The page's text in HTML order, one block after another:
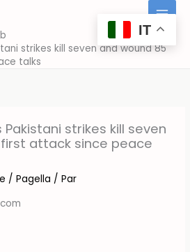
strikes kill seven and wound 85
talks
strikes kill seven
attack since peace
/Pagella / Par
IT